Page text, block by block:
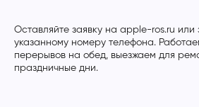
Оставляйте заявку на apple-ros.ru или
указанному номеру телефона.
перерывов на обед, выезжаем для
праздничные дни.